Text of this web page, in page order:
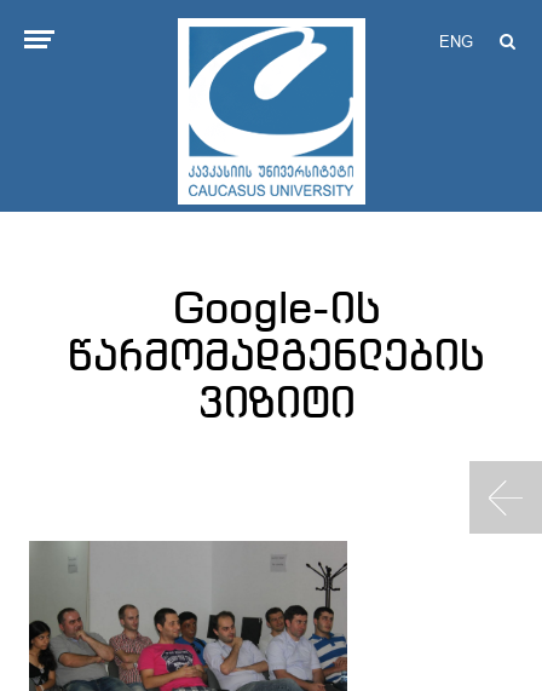
ENG
Google-ის
წარმომადგენლების
ვიზიტი